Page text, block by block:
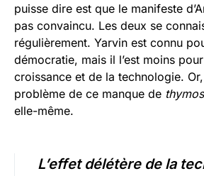
puisse dire est que le manifeste
pas convaincu. Les deux se
régulièrement. Yarvin est connu
démocratie, mais il l’est moins
croissance et de la technologie.
problème de ce manque de thymos
elle-même.
L’effet délétère de la